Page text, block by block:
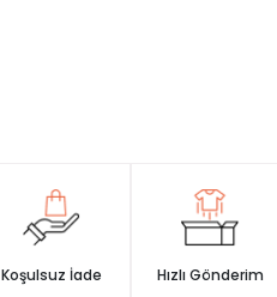
Koşulsuz İade Hızlı Gönderim